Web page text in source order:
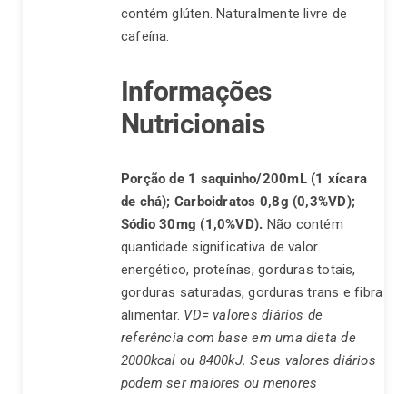
contém glúten. Naturalmente livre de
cafeína.
Informações
Nutricionais
Porção de 1 saquinho/200mL (1 xícara
de chá); Carboidratos 0,8g (0,3%VD);
Sódio 30mg (1,0%VD).
quantidade significativa de valor
energético, proteínas, gorduras totais,
gorduras saturadas, gorduras trans e fibra
alimentar. VD= valores diários de
referência com base em uma dieta de
2000kcal ou 8400kJ. Seus valores diários
podem ser maiores ou menores